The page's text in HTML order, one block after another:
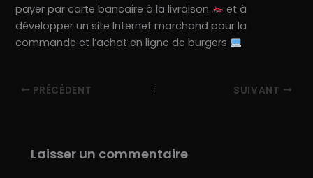
payer par carte bancaire à la livraison
et à
développer un site Internet marchand pour la
commande et l’achat en ligne de burgers
PRÉCÉDENT SUIVANT
Laisser un commentaire